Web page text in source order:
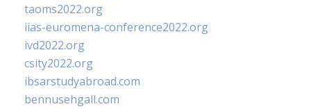
taoms2022.org
iias-euromena-conference2022.org
ivd2022.org
csity2022.org
ibsarstudyabroad.com
bennusehgall.com